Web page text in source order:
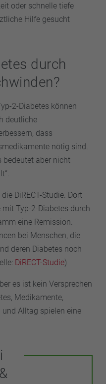
oder schnelle tiefe
Hilfe gesucht
durch
2-Diabetes können
deutliche
dass
nötig sind.
bedeutet aber nicht
DiRECT-Studie. Dort
Typ-2-Diabetes durch
eine Remission.
bei Menschen, die
deren Diabetes noch
DiRECT-Studie)
es ist kein Versprechen
Medikamente,
und Alltag spielen eine